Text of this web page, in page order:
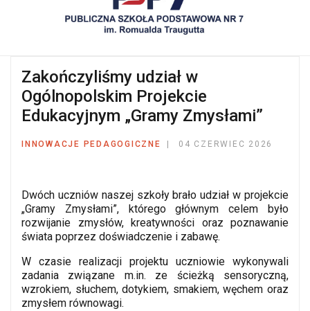
Zakończyliśmy udział w
Ogólnopolskim Projekcie
Edukacyjnym „Gramy Zmysłami”
INNOWACJE PEDAGOGICZNE 04 CZERWIEC 2026
Dwóch uczniów naszej szkoły brało udział w projekcie
„Gramy Zmysłami”, którego głównym celem było
rozwijanie zmysłów, kreatywności oraz poznawanie
świata poprzez doświadczenie i zabawę.
W czasie realizacji projektu uczniowie wykonywali
zadania związane m.in. ze ścieżką sensoryczną,
wzrokiem, słuchem, dotykiem, smakiem, węchem oraz
zmysłem równowagi.